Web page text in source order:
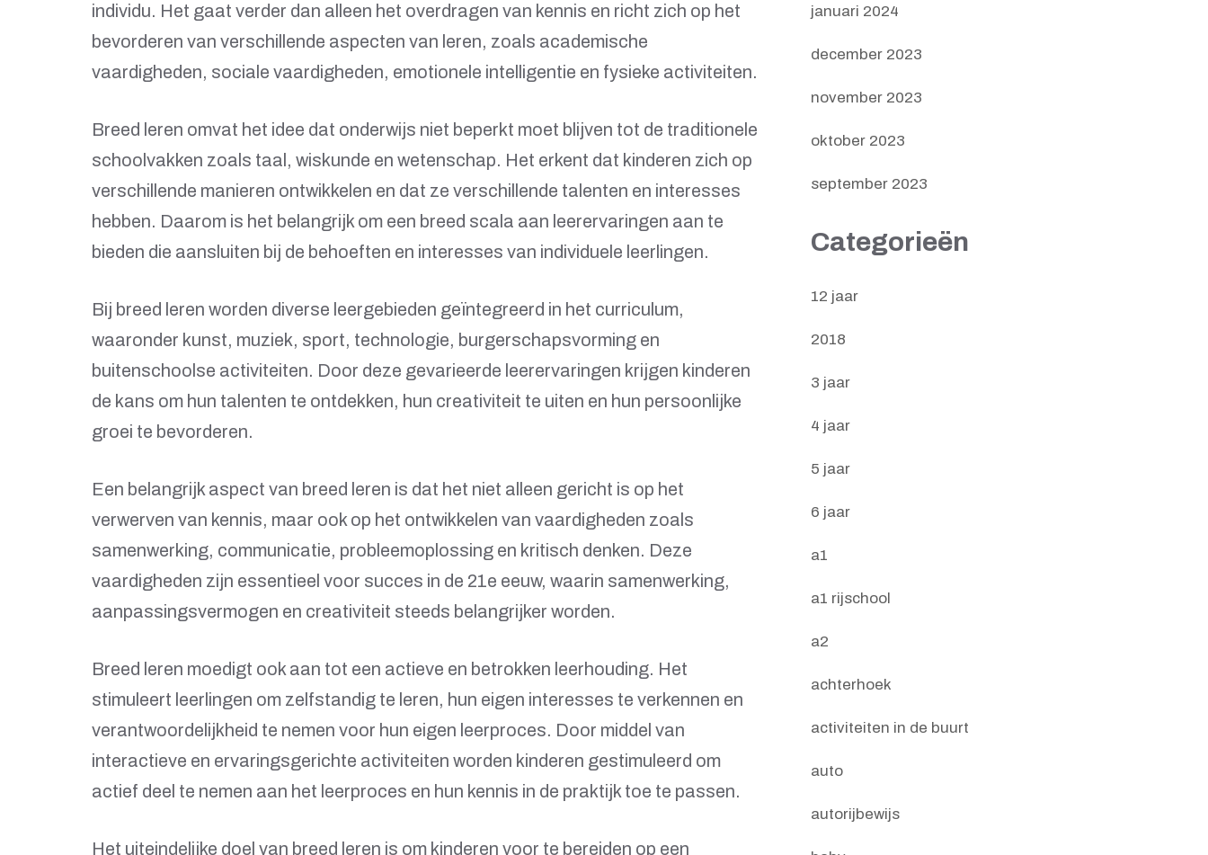
individu. Het gaat verder dan alleen het overdragen van kennis en richt zich op het
bevorderen van verschillende aspecten van leren, zoals academische
vaardigheden, sociale vaardigheden, emotionele intelligentie en fysieke activiteiten.
Breed leren omvat het idee dat onderwijs niet beperkt moet blijven tot de traditionele
schoolvakken zoals taal, wiskunde en wetenschap. Het erkent dat kinderen zich op
verschillende manieren ontwikkelen en dat ze verschillende talenten en interesses
hebben. Daarom is het belangrijk om een breed scala aan leerervaringen aan te
bieden die aansluiten bij de behoeften en interesses van individuele leerlingen.
Bij breed leren worden diverse leergebieden geïntegreerd in het curriculum,
waaronder kunst, muziek, sport, technologie, burgerschapsvorming en
buitenschoolse activiteiten. Door deze gevarieerde leerervaringen krijgen kinderen
de kans om hun talenten te ontdekken, hun creativiteit te uiten en hun persoonlijke
groei te bevorderen.
Een belangrijk aspect van breed leren is dat het niet alleen gericht is op het
verwerven van kennis, maar ook op het ontwikkelen van vaardigheden zoals
samenwerking, communicatie, probleemoplossing en kritisch denken. Deze
vaardigheden zijn essentieel voor succes in de 21e eeuw, waarin samenwerking,
aanpassingsvermogen en creativiteit steeds belangrijker worden.
Breed leren moedigt ook aan tot een actieve en betrokken leerhouding. Het
stimuleert leerlingen om zelfstandig te leren, hun eigen interesses te verkennen en
verantwoordelijkheid te nemen voor hun eigen leerproces. Door middel van
interactieve en ervaringsgerichte activiteiten worden kinderen gestimuleerd om
actief deel te nemen aan het leerproces en hun kennis in de praktijk toe te passen.
Het uiteindelijke doel van breed leren is om kinderen voor te bereiden op een
januari 2024
december 2023
november 2023
oktober 2023
september 2023
Categorieën
12 jaar
2018
3 jaar
4 jaar
5 jaar
6 jaar
a1
a1 rijschool
a2
achterhoek
activiteiten in de buurt
auto
autorijbewijs